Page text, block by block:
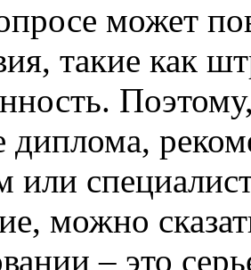
может
такие как
диплома,
или
можно
– это